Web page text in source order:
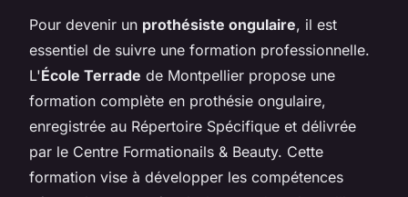
Pour devenir un prothésiste ongulaire, il est
essentiel de suivre une formation professionnelle.
L'École Terrade de Montpellier propose une
formation complète en prothésie ongulaire,
enregistrée au Répertoire Spécifique et délivrée
par le Centre Formationails & Beauty. Cette
formation vise à développer les compétences